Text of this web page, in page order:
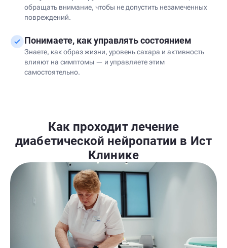
обращать внимание, чтобы не допустить незамеченных
повреждений.
Понимаете, как управлять состоянием
Знаете, как образ жизни, уровень сахара и активность
влияют на симптомы — и управляете этим
самостоятельно.
Как проходит лечение
диабетической нейропатии в Ист
Клинике